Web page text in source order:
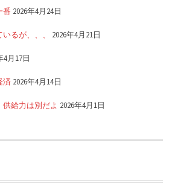
番 2026年4月24日
るが、、、 2026年4月21日
4月17日
済 2026年4月14日
給力は別だよ 2026年4月1日